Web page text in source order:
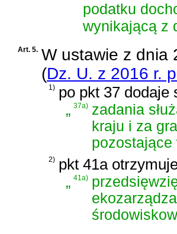
podatku
wynikającą z
Art. 5. W ustawie z dnia
(Dz. U. z 2016 r.
1) po pkt 37 dodaje
„37a) zadania
kraju i za
pozostające
2) pkt 41a
„41a)